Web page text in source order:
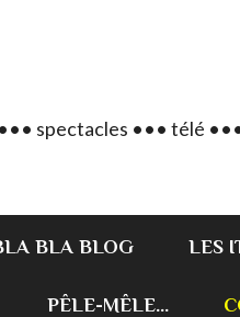
spectacles ••• télé
BLA BLOG LES
PÊLE-MÊLE...